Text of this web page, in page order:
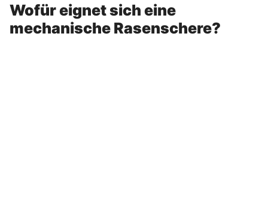
Wofür eignet sich eine
mechanische Rasenschere?